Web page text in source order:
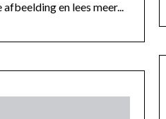
en lees meer...